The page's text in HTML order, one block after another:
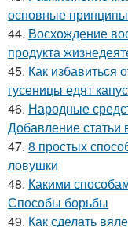
основные
44. Восхождение
продукта
45. Как избавиться
гусеницы едят
46. Народные
Добавление статьи
47. 8 простых
ловушки
48. Какими
Способы борьбы
49. Как сделать